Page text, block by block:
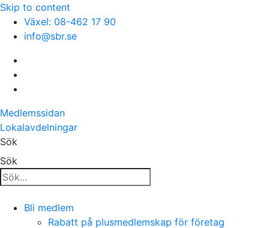
Skip to content
Växel: 08-462 17 90
info@sbr.se
Medlemssidan
Lokalavdelningar
Sök
Sök
Bli medlem
Rabatt på plusmedlemskap för företag